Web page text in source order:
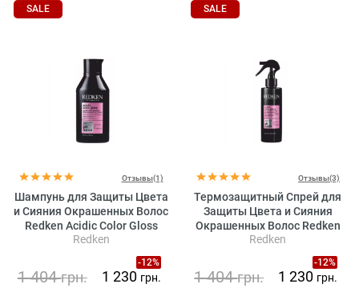
SALE
Отзывы(1)
Шампунь для Защиты Цвета
и Сияния Окрашенных Волос
Redken Acidic Color Gloss
Shampoo
Redken
-12%
1 404грн. 1 230 грн.
SALE
Отзывы(3)
Термозащитный Спрей для
Защиты Цвета и Сияния
Окрашенных Волос Redken
Acidic Color Gloss Heat
Protection Treatment
Redken
-12%
1 404грн. 1 230 грн.